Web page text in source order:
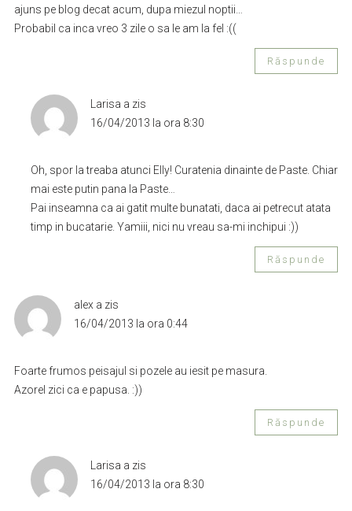
ajuns pe blog decat acum, dupa miezul noptii…
Probabil ca inca vreo 3 zile o sa le am la fel :((
Răspunde
Larisa a zis
16/04/2013 la ora 8:30
Oh, spor la treaba atunci Elly! Curatenia dinainte de Paste. Chiar
mai este putin pana la Paste…
Pai inseamna ca ai gatit multe bunatati, daca ai petrecut atata
timp in bucatarie. Yamiii, nici nu vreau sa-mi inchipui :))
Răspunde
alex a zis
16/04/2013 la ora 0:44
Foarte frumos peisajul si pozele au iesit pe masura.
Azorel zici ca e papusa. :))
Răspunde
Larisa a zis
16/04/2013 la ora 8:30